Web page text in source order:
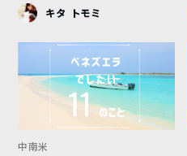
キタ トモミ
中南米